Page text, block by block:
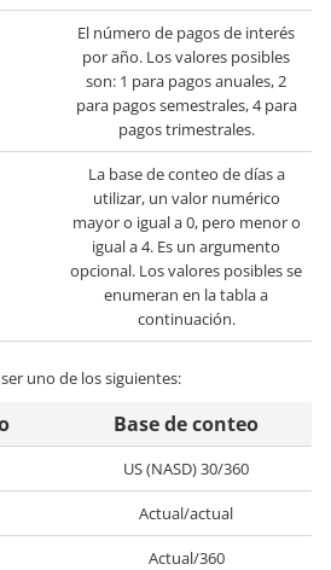
El número de pagos de interés
por año. Los valores posibles
son: 1 para pagos anuales, 2
para pagos semestrales, 4 para
pagos trimestrales.
La base de conteo de días a
utilizar, un valor numérico
mayor o igual a 0, pero menor o
igual a 4. Es un argumento
opcional. Los valores posibles se
enumeran en la tabla a
continuación.
uno de los siguientes:
Base de conteo
US (NASD) 30/360
Actual/actual
Actual/360